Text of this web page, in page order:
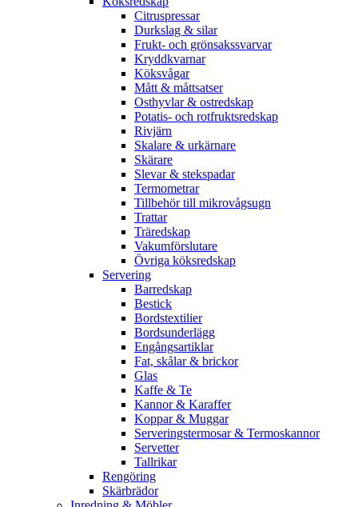
Citruspressar
Durkslag & silar
Frukt- och grönsakssvarvar
Kryddkvarnar
Köksvågar
Mått & måttsatser
Osthyvlar & ostredskap
Potatis- och rotfruktsredskap
Rivjärn
Skalare & urkärnare
Skärare
Slevar & stekspadar
Termometrar
Tillbehör till mikrovågsugn
Trattar
Träredskap
Vakumförslutare
Övriga köksredskap
Servering
Barredskap
Bestick
Bordstextilier
Bordsunderlägg
Engångsartiklar
Fat, skålar & brickor
Glas
Kaffe & Te
Kannor & Karaffer
Koppar & Muggar
Serveringstermosar & Termoskannor
Servetter
Tallrikar
Rengöring
Skärbrädor